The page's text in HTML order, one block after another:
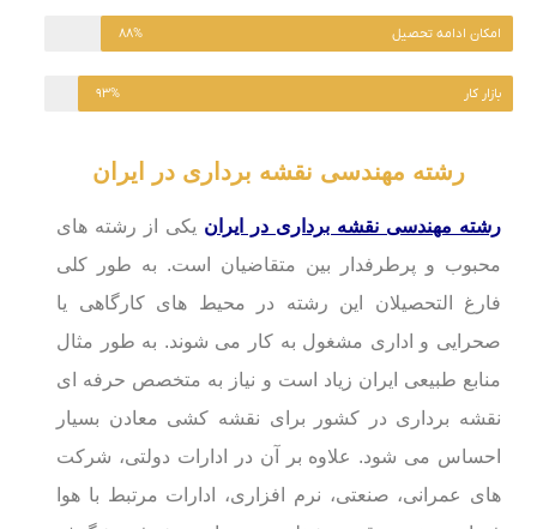
امکان ادامه تحصیل ۸۸%
بازار کار ۹۳%
رشته مهندسی نقشه برداری در ایران
رشته مهندسی نقشه برداری در ایران یکی از رشته های
محبوب و پرطرفدار بین متقاضیان است. به طور کلی
فارغ التحصیلان این رشته در محیط های کارگاهی یا
صحرایی و اداری مشغول به کار می شوند. به طور مثال
منابع طبیعی ایران زیاد است و نیاز به متخصص حرفه ای
نقشه برداری در کشور برای نقشه کشی معادن بسیار
احساس می شود. علاوه بر آن در ادارات دولتی، شرکت
های عمرانی، صنعتی، نرم افزاری، ادارات مرتبط با هوا